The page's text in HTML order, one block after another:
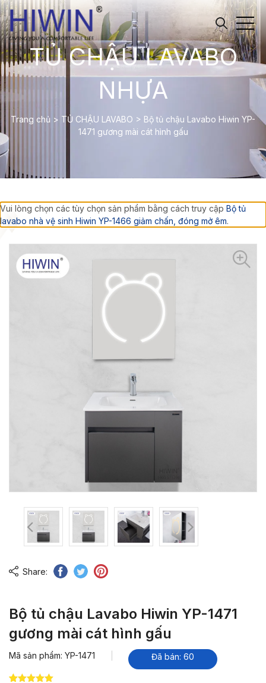
TỦ CHẬU LAVABO
NHỰA
Trang chủ > TỦ CHẬU LAVABO > Bộ tủ chậu Lavabo Hiwin YP-
1471 gương mài cát hình gấu
Vui lòng chọn các tùy chọn sản phẩm bằng cách truy cập Bộ tủ
lavabo nhà vệ sinh Hiwin YP-1466 giảm chấn, đóng mở êm.
Share:
Bộ tủ chậu Lavabo Hiwin YP-1471
gương mài cát hình gấu
Mã sản phẩm: YP-1471 Đã bán: 60